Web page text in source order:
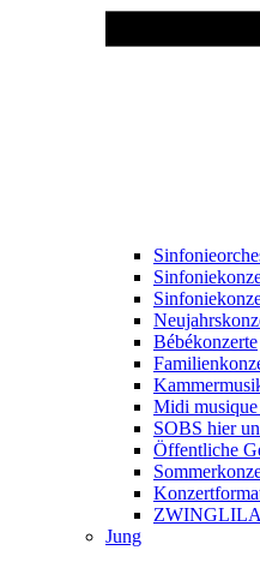
Bébékonzerte
Midi musique
SOBS hier
Öffentliche
Jung